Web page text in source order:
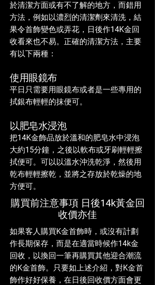
於清潔方面或有不了解的地方，而錯用
方法，例如以濃烈的清潔劑來清洗，結
果令首飾變色或弄花，日後作14K金回
收看來也不易。正確的清潔方法，主要
有以下兩種：
使用眼鏡布
平日只需要用眼鏡布或者是一些專用的
拭銀布輕輕的抹便可。
以肥皂水浸泡
把14K金飾品放於溫和的肥皂水中浸泡
大約15分鐘，之後以軟布或牙刷輕輕擦
拭便可。可以以溫水沖洗乾淨，然後用
乾布輕輕擦乾，並將之存放於乾燥的地
方便可。
購買前注意事項 日後14k黃金回
收價亦佳
如果客人購買K金首飾時，或沒有計劃
作長期保存，而是在適當時候作14k金
回收，以換回一筆再購買其他迎合潮流
的K金首飾。只要如上述介紹，對K金首
飾作好好保養，在日後回收價方面會更